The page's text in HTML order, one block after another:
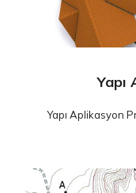
Yapı
Yapı Aplikasyon